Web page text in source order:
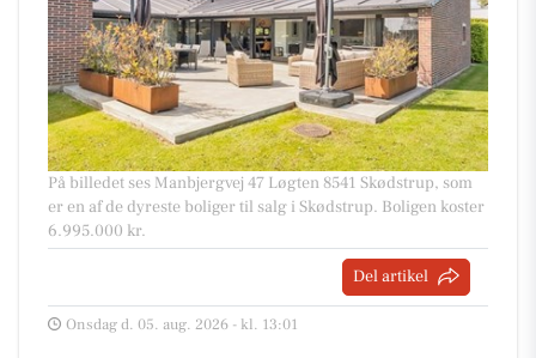
På billedet ses Manbjergvej 47 Løgten 8541 Skødstrup, som
er en af de dyreste boliger til salg i Skødstrup. Boligen koster
6.995.000 kr.
Del artikel
Onsdag d. 05. aug. 2026 - kl. 13:01